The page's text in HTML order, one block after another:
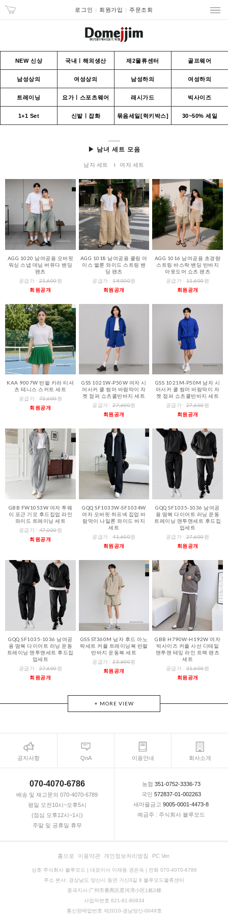
로그인 회원가입 주문조회
NEW 신상 국내ㅣ해외생산 제2물류센터 골프웨어
남성상의 여성상의 남성하의 여성하의
트레이닝 요가ㅣ스포츠웨어 래시가드 빅사이즈
1+1 Set 신발ㅣ잡화 묶음세일[럭키박스] 30~50% 세일
▶ 남녀 세트 모음
남자 세트 여자 세트
AGG 1020 남여공용 오버핏
워싱 스냅 데님 버뮤다 밴딩
팬츠
공급가 :21,600원
회원공개
AGG 1018 남여공용 쿨링 아
이스 벌룬 와이드 스트링 밴
딩 팬츠
공급가 :19,000원
회원공개
AGG 1016 남여공용 초경량
스트링 바스락 밴딩 반바지
아웃도어 쇼츠 팬츠
공급가 : 11,600원
회원공개
KAA 9007W 반팔 카라 티셔
츠 테니스 스커트 세트
공급가 :73,600원
회원공개
GSS 1021W-P50W 여자 시
어서커 쿨 썸머 바람막이 자
켓 점퍼 쇼츠쿨반바지 세트
공급가 :27,600원
회원공개
GSS 1021M-P50M 남자 시
어서커 쿨 썸머 바람막이 자
켓 점퍼 쇼츠쿨반바지 세트
공급가 : 27,600원
회원공개
GBB FW1053W 여자 투웨
이 포근 기모 후드집업 라인
와이드 트레이닝 세트
공급가 :47,000원
회원공개
GQQ SF1033W-SF1034W
여자 오버핏 하프넥 집업 바
람막이 나일론 와이드 바지
세트
공급가 :41,600원
회원공개
GQQ SF1035-1036 남여공
용 땀복 다이어트 러닝 운동
트레이닝 맨투맨세트 후드집
업세트
공급가 : 27,600원
회원공개
GQQ SF1035-1036 남여공
용 땀복 다이어트 러닝 운동
트레이닝 맨투맨세트 후드집
업세트
공급가 :27,600원
회원공개
GSS ST360M 남자 후드 아노
락세트 커플 트레이닝복 반팔
반바지 운동복 세트
공급가 :23,600원
회원공개
GBB H790W-H192W 여자
빅사이즈 커플 사선 디테일
맨투맨 테잎 라인 트랙 팬츠
세트
공급가 : 31,600원
회원공개
+ MORE VIEW
공지사항 QnA 이용안내 회사소개
070-4070-6786
배송 및 재고문의 070-4070-6789
평일 오전10시~오후5시
(점심 오후12시~1시)
주말 및 공휴일 휴무
농협 351-0752-3336-73
국민 572837-01-002263
새마을금고 9005-0001-4473-8
예금주 : 주식회사 블루모드
홈으로 이용약관 개인정보처리방침 PC Ver.
상호 주식회사 블루모드 | 대표이사 이재동 권은숙 | 전화 070-4070-6786
주소 본사: 경상남도 양산시 동면 가산3길 8 블루모드물류센터
중국지사:广州市番禺区星河湾小区1栋2梯
사업자번호 621-81-80834
통신판매업번호 제2010-경남양산-0049호